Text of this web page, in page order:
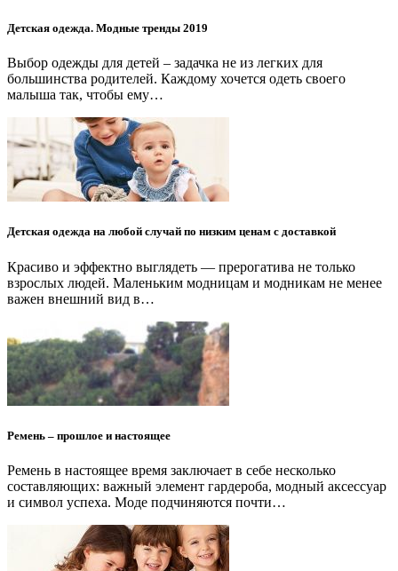
Детская одежда. Модные тренды 2019
Выбор одежды для детей – задачка не из легких для
большинства родителей. Каждому хочется одеть своего
малыша так, чтобы ему…
Детская одежда на любой случай по низким ценам с доставкой
Красиво и эффектно выглядеть — прерогатива не только
взрослых людей. Маленьким модницам и модникам не менее
важен внешний вид в…
Ремень – прошлое и настоящее
Ремень в настоящее время заключает в себе несколько
составляющих: важный элемент гардероба, модный аксессуар
и символ успеха. Моде подчиняются почти…